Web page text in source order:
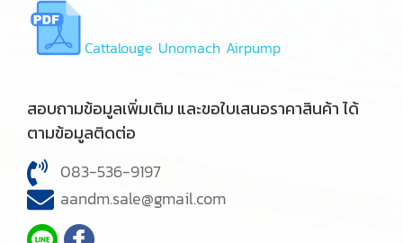
Cattalouge Unomach Airpump
สอบถามข้อมูลเพิ่มเติม และขอใบเสนอราคาสินค้า ได้
ตามข้อมูลติดต่อ
083-536-9197
aandm.sale@gmail.com